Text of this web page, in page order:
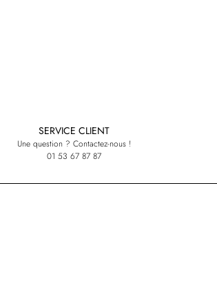
SERVICE CLIENT
Une question ? Contactez-nous !
01 53 67 87 87